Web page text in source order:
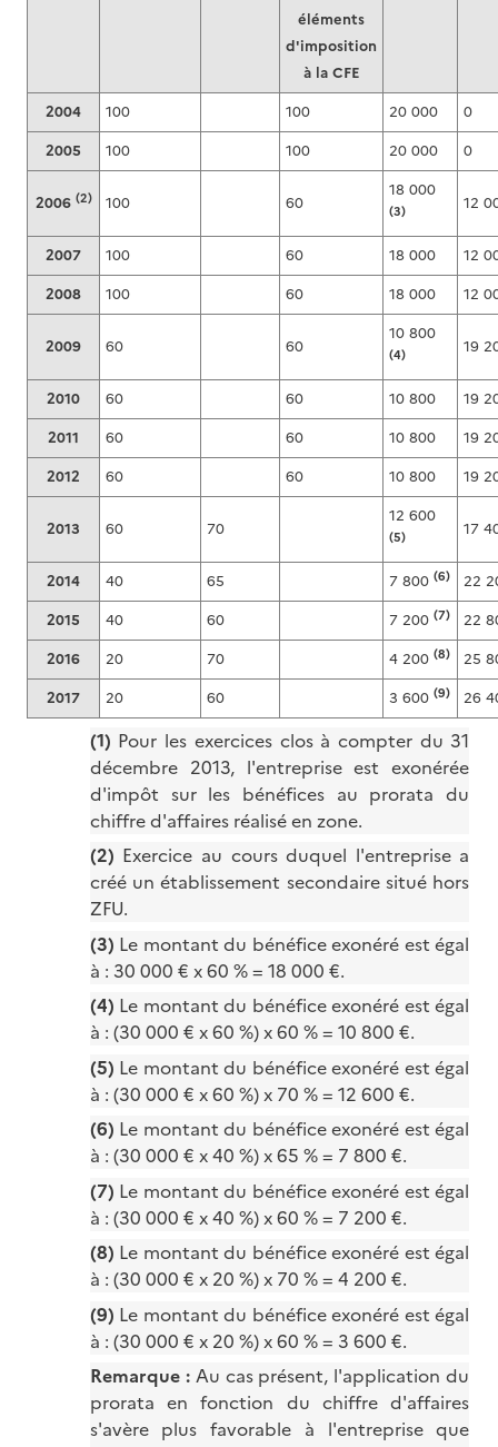
éléments
d'imposition
à la CFE
2004 100 100 20 000
0
2005
100 100 20 000 0
2006 (2) 100 60
18 000
(3) 12
2007 100 60 18 000
12
2008
100 60 18 000 12
2009 60 60
10 800
(4) 19
2010 60 60 10 800
19
2011
60 60 10 800
19
2012
60 60 10 800 19
2013 60 70
12 600
(5) 17
2014 40 65 7 800 (6)
22
2015
40 60 7 200 (7)
22
2016
20 70 4 200 (8)
25
2017
20 60 3 600 (9) 26
(1) Pour les exercices clos à compter du 31
décembre 2013, l'entreprise est exonérée
d'impôt sur les bénéfices au prorata du
chiffre d'affaires réalisé en zone.
(2) Exercice au cours duquel l'entreprise a
créé un établissement secondaire situé hors
ZFU.
(3) Le montant du bénéfice exonéré est égal
à : 30 000 € x 60 % = 18 000 €.
(4) Le montant du bénéfice exonéré est égal
à : (30 000 € x 60 %) x 60 % = 10 800 €.
(5) Le montant du bénéfice exonéré est égal
à : (30 000 € x 60 %) x 70 % = 12 600 €.
(6) Le montant du bénéfice exonéré est égal
à : (30 000 € x 40 %) x 65 % = 7 800 €.
(7) Le montant du bénéfice exonéré est égal
à : (30 000 € x 40 %) x 60 % = 7 200 €.
(8) Le montant du bénéfice exonéré est égal
à : (30 000 € x 20 %) x 70 % = 4 200 €.
(9) Le montant du bénéfice exonéré est égal
à : (30 000 € x 20 %) x 60 % = 3 600 €.
Remarque : Au cas présent, l'application du
prorata en fonction du chiffre d'affaires
s'avère plus favorable à l'entreprise que